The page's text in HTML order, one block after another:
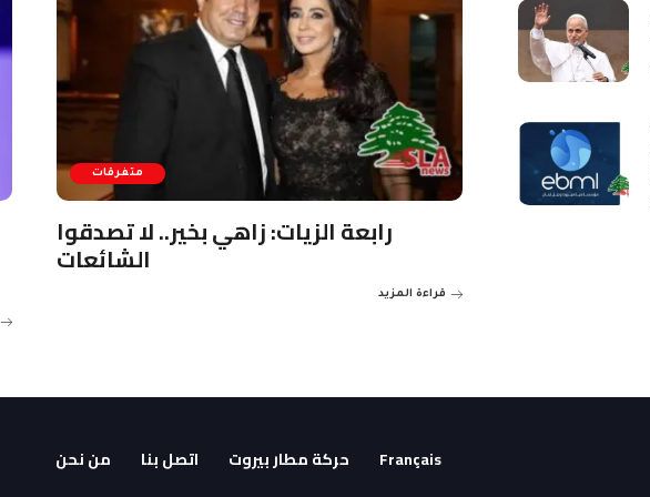
متفرقات
رابعة الزيات: زاهي بخير.. لا تصدقوا
الشائعات
قراءة المزيد
من نحن اتصل بنا حركة مطار بيروت Français